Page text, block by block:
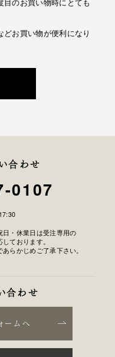
お買い物が便利になり
合わせ
0107
・休業日は受注専用の
ております。
らかじめご了承下さい。
合わせ
ームへ